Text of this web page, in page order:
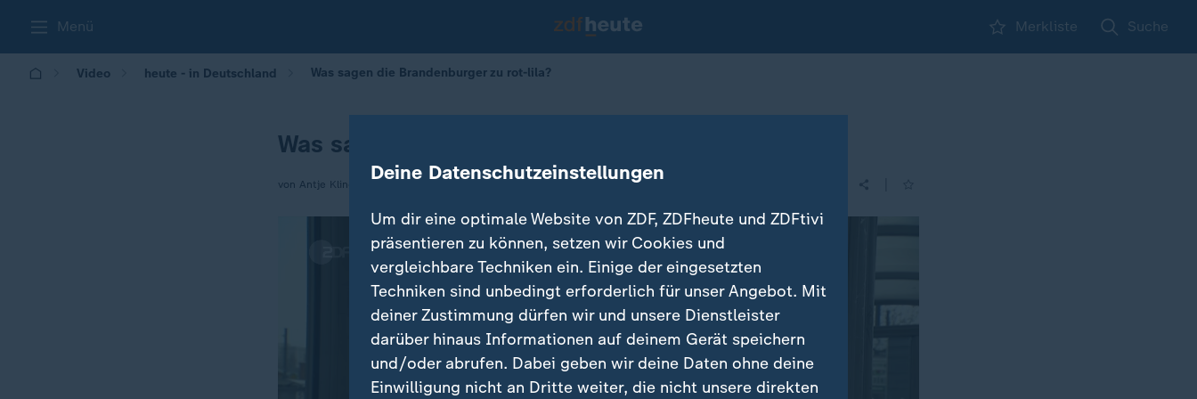
Menü Merkliste Suche
Video heute - in Deutschland Was sagen die Brandenburger zu rot-lila?
Was sagen die Brandenburger zu rot-lila?
von Antje Klingbeil Deine Datenschutzeinstellungen
Um dir eine optimale Website von ZDF, ZDFheute und ZDFtivi
präsentieren zu können, setzen wir Cookies und
vergleichbare Techniken ein. Einige der eingesetzten
Techniken sind unbedingt erforderlich für unser Angebot. Mit
deiner Zustimmung dürfen wir und unsere Dienstleister
darüber hinaus Informationen auf deinem Gerät speichern
und/oder abrufen. Dabei geben wir deine Daten ohne deine
Einwilligung nicht an Dritte weiter, die nicht unsere direkten